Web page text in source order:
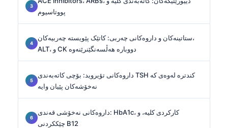
پووتاسیوم
ستاتینەکان و داروەکانی چەربی: کاتێک پێویستە چەربیەکان،
ALT، و CK دووبارە هەڵسەنگێنرێنەوە
داروەکانی تۆیروید: بۆچی کاتەبەندی TSH کندترە لەوەی کە
نەخۆشەکان پێیان وایە
داروەکانی نەخۆشی قەندی: HbA1c، کارکردی کلیە، و
چێککردنی B12